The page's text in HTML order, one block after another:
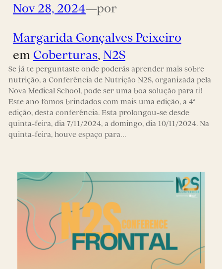
Nov 28, 2024—por
Margarida Gonçalves Peixeiro
em Coberturas, N2S
Se já te perguntaste onde poderás aprender mais sobre
nutrição, a Conferência de Nutrição N2S, organizada pela
Nova Medical School, pode ser uma boa solução para ti!
Este ano fomos brindados com mais uma edição, a 4ª
edição, desta conferência. Esta prolongou-se desde
quinta-feira, dia 7/11/2024, a domingo, dia 10/11/2024. Na
quinta-feira, houve espaço para…